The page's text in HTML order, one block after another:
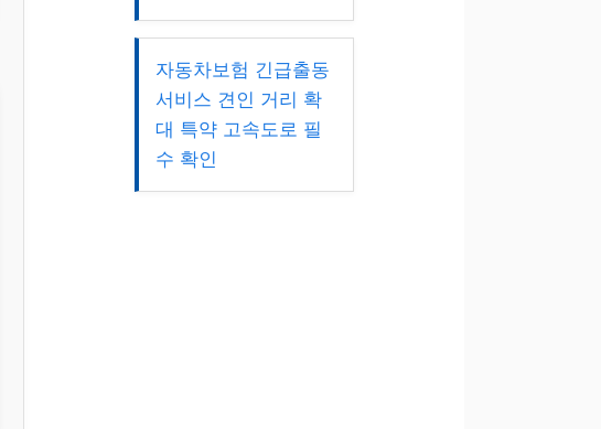
자동차보험 긴급출동
서비스 견인 거리 확
대 특약 고속도로 필
수 확인